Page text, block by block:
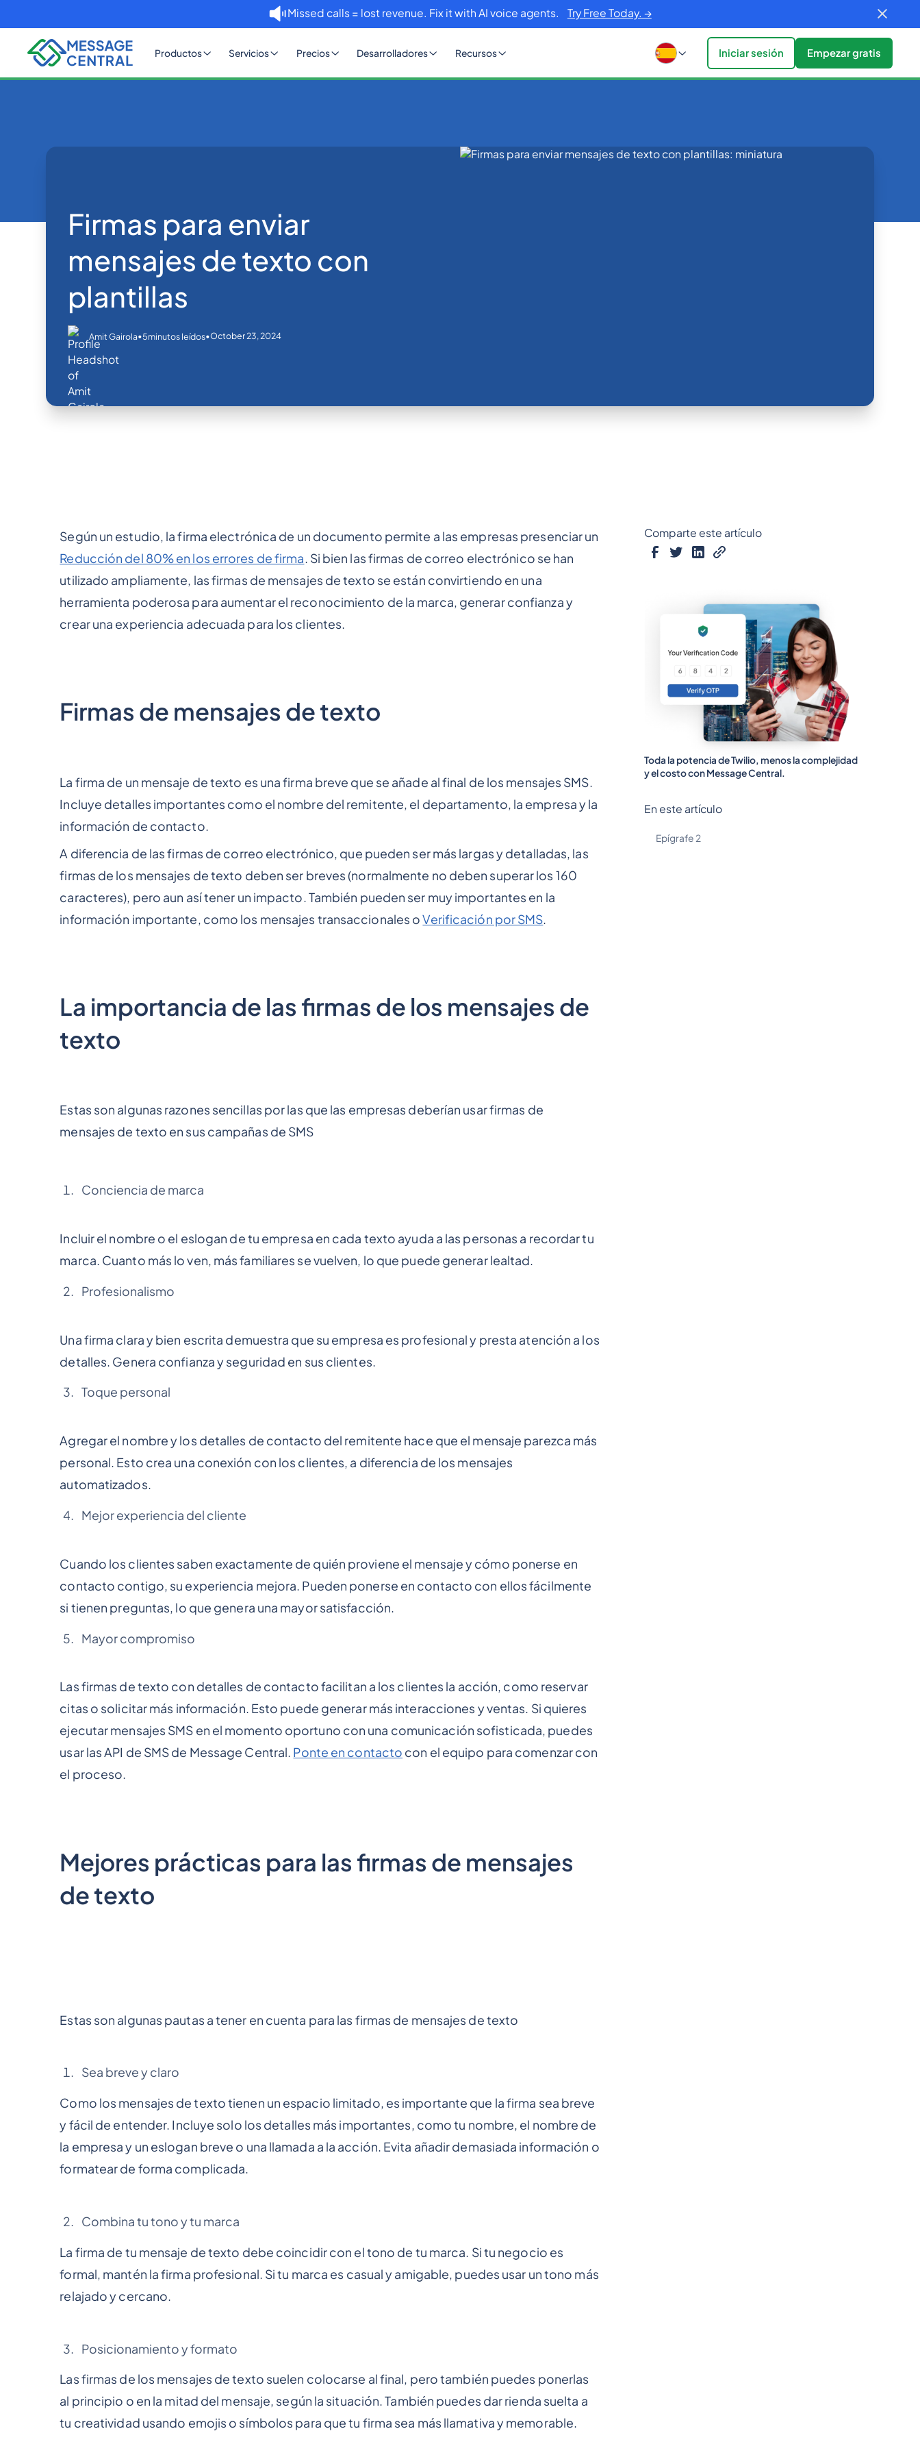
Missed calls = lost revenue. Fix it with AI voice agents. Try Free Today. →
Productos Servicios Precios Desarrolladores Recursos Iniciar sesión Empezar gratis
Firmas para enviar
mensajes de texto con
plantillas
Amit Gairola•5minutos leídos•October 23, 2024
Según un estudio, la firma electrónica de un documento permite a las empresas presenciar un
Reducción del 80% en los errores de firma. Si bien las firmas de correo electrónico se han
utilizado ampliamente, las firmas de mensajes de texto se están convirtiendo en una
herramienta poderosa para aumentar el reconocimiento de la marca, generar confianza y
crear una experiencia adecuada para los clientes.
Firmas de mensajes de texto
La firma de un mensaje de texto es una firma breve que se añade al final de los mensajes SMS.
Incluye detalles importantes como el nombre del remitente, el departamento, la empresa y la
información de contacto.
A diferencia de las firmas de correo electrónico, que pueden ser más largas y detalladas, las
firmas de los mensajes de texto deben ser breves (normalmente no deben superar los 160
caracteres), pero aun así tener un impacto. También pueden ser muy importantes en la
información importante, como los mensajes transaccionales oVerificación por SMS.
La importancia de las firmas de los mensajes de
texto
Estas son algunas razones sencillas por las que las empresas deberían usar firmas de
mensajes de texto en sus campañas de SMS
Conciencia de marca
Incluir el nombre o el eslogan de tu empresa en cada texto ayuda a las personas a recordar tu
marca. Cuanto más lo ven, más familiares se vuelven, lo que puede generar lealtad.
Profesionalismo
Una firma clara y bien escrita demuestra que su empresa es profesional y presta atención a los
detalles. Genera confianza y seguridad en sus clientes.
Toque personal
Agregar el nombre y los detalles de contacto del remitente hace que el mensaje parezca más
personal. Esto crea una conexión con los clientes, a diferencia de los mensajes
automatizados.
Mejor experiencia del cliente
Cuando los clientes saben exactamente de quién proviene el mensaje y cómo ponerse en
contacto contigo, su experiencia mejora. Pueden ponerse en contacto con ellos fácilmente
si tienen preguntas, lo que genera una mayor satisfacción.
Mayor compromiso
Las firmas de texto con detalles de contacto facilitan a los clientes la acción, como reservar
citas o solicitar más información. Esto puede generar más interacciones y ventas. Si quieres
ejecutar mensajes SMS en el momento oportuno con una comunicación sofisticada, puedes
usar las API de SMS de Message Central. Ponte en contacto con el equipo para comenzar con
el proceso.
Mejores prácticas para las firmas de mensajes
de texto
Estas son algunas pautas a tener en cuenta para las firmas de mensajes de texto
Sea breve y claro
Como los mensajes de texto tienen un espacio limitado, es importante que la firma sea breve
y fácil de entender. Incluye solo los detalles más importantes, como tu nombre, el nombre de
la empresa y un eslogan breve o una llamada a la acción. Evita añadir demasiada información o
formatear de forma complicada.
Combina tu tono y tu marca
La firma de tu mensaje de texto debe coincidir con el tono de tu marca. Si tu negocio es
formal, mantén la firma profesional. Si tu marca es casual y amigable, puedes usar un tono más
relajado y cercano.
Posicionamiento y formato
Las firmas de los mensajes de texto suelen colocarse al final, pero también puedes ponerlas
al principio o en la mitad del mensaje, según la situación. También puedes dar rienda suelta a
tu creatividad usando emojis o símbolos para que tu firma sea más llamativa y memorable.
Comparte este artículo
Toda la potencia de Twilio, menos la complejidad
y el costo con Message Central.
En este artículo
Epígrafe 2